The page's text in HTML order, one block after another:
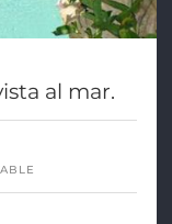
al mar.